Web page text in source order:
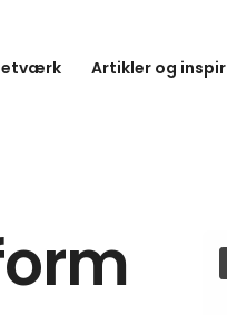
Artikler og